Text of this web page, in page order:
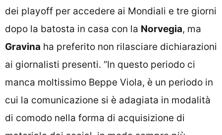
dei playoff per accedere ai Mondiali e tre giorni
dopo la batosta in casa con la Norvegia, ma
Gravina ha preferito non rilasciare dichiarazioni
ai giornalisti presenti. “In questo periodo ci
manca moltissimo Beppe Viola, è un periodo in
cui la comunicazione si è adagiata in modalità
di comodo nella forma di acquisizione di